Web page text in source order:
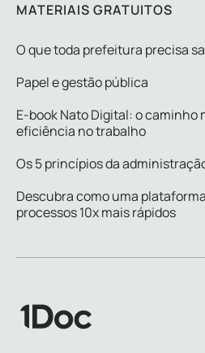
MATERIAIS GRATUITOS
O que toda prefeitura precisa
Papel e gestão pública
E-book Nato Digital: o caminho
eficiência no trabalho
Os 5 princípios da
Descubra como uma
processos 10x mais rápidos